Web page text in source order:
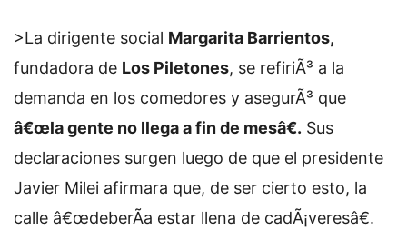
>La dirigente social Margarita Barrientos,
fundadora de Los Piletones, se refiriÃ³ a la
demanda en los comedores y asegurÃ³ que
â€œla gente no llega a fin de mesâ€. Sus
declaraciones surgen luego de que el presidente
Javier Milei afirmara que, de ser cierto esto, la
calle â€œdeberÃ­a estar llena de cadÃ¡veresâ€.